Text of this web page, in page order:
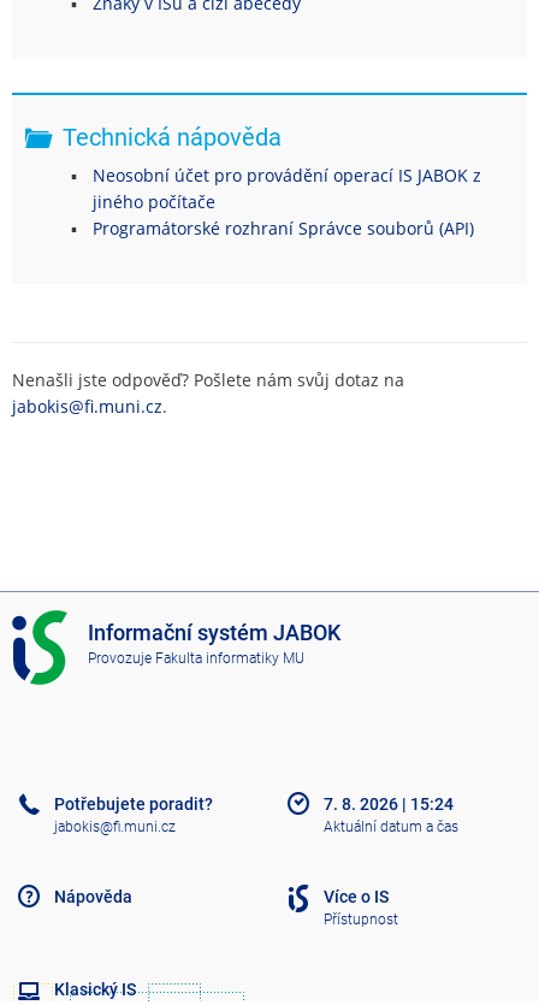
Technická nápověda
Neosobní účet pro provádění operací IS JABOK z
jiného počítače
Programátorské rozhraní Správce souborů (API)
Nenašli jste odpověď? Pošlete nám svůj dotaz na
jabokis@fi.muni.cz.
I
S
J
Informační systém JABOK
Provozuje Fakulta informatiky MU
Potřebujete poradit?
jabokis@fi.muni.cz
Nápověda
Klasický IS
7. 8. 2026 | 15:24
Aktuální datum a čas
Více o IS
Přístupnost